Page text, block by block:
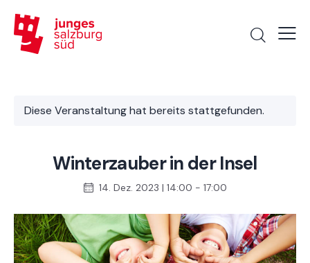
Diese Veranstaltung hat bereits stattgefunden.
Winterzauber in der Insel
14. Dez. 2023 | 14:00 - 17:00